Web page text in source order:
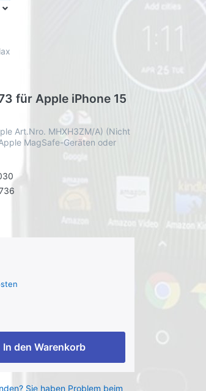
für Apple iPhone 15
Art.Nro. MHXH3ZM/A) (Nicht
MagSafe-Geräten oder
In den Warenkorb
Sie haben Problem beim